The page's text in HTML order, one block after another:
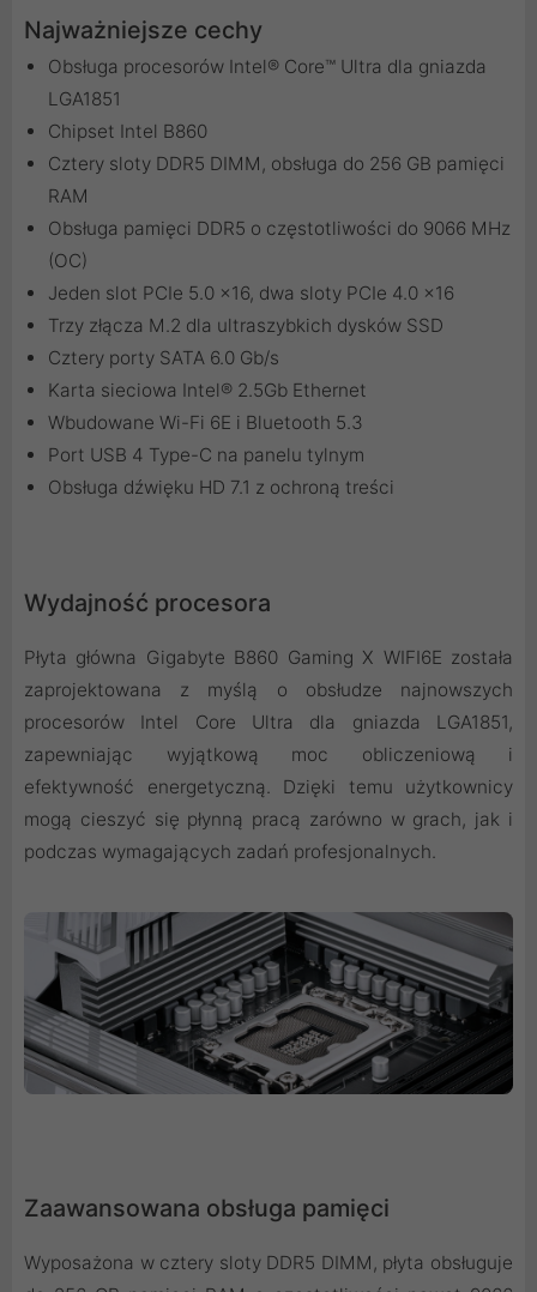
Najważniejsze cechy
Obsługa procesorów Intel® Core™ Ultra dla gniazda
LGA1851
Chipset Intel B860
Cztery sloty DDR5 DIMM, obsługa do 256 GB pamięci
RAM
Obsługa pamięci DDR5 o częstotliwości do 9066 MHz
(OC)
Jeden slot PCIe 5.0 x16, dwa sloty PCIe 4.0 x16
Trzy złącza M.2 dla ultraszybkich dysków SSD
Cztery porty SATA 6.0 Gb/s
Karta sieciowa Intel® 2.5Gb Ethernet
Wbudowane Wi-Fi 6E i Bluetooth 5.3
Port USB 4 Type-C na panelu tylnym
Obsługa dźwięku HD 7.1 z ochroną treści
Wydajność procesora
Płyta główna Gigabyte B860 Gaming X WIFI6E została
zaprojektowana z myślą o obsłudze najnowszych
procesorów Intel Core Ultra dla gniazda LGA1851,
zapewniając wyjątkową moc obliczeniową i
efektywność energetyczną. Dzięki temu użytkownicy
mogą cieszyć się płynną pracą zarówno w grach, jak i
podczas wymagających zadań profesjonalnych.
Zaawansowana obsługa pamięci
Wyposażona w cztery sloty DDR5 DIMM, płyta obsługuje